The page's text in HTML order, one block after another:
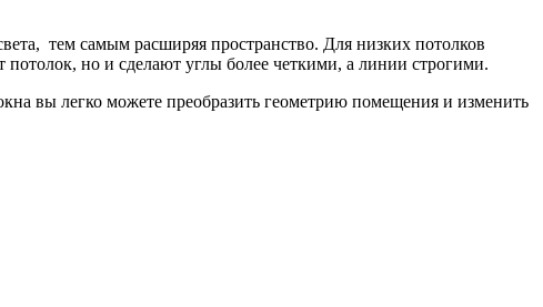
тем самым расширяя пространство. Для низких потолков
но и сделают углы более четкими, а линии строгими.
вы легко можете преобразить геометрию помещения и изменить